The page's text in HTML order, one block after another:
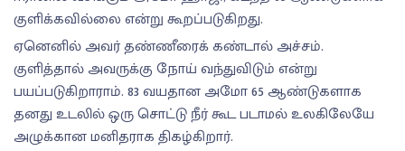
குளிக்கவில்லை என்று கூறப்படுகிறது.
ஏனெனில் அவர் தண்ணீரைக் கண்டால் அச்சம்.
குளித்தால் அவருக்கு நோய் வந்துவிடும் என்று
பயப்படுகிறாராம். 83 வயதான அமோ 65 ஆண்டுகளாக
தனது உடலில் ஒரு சொட்டு நீர் கூட படாமல் உலகிலேயே
அழுக்கான மனிதராக திகழ்கிறார்.